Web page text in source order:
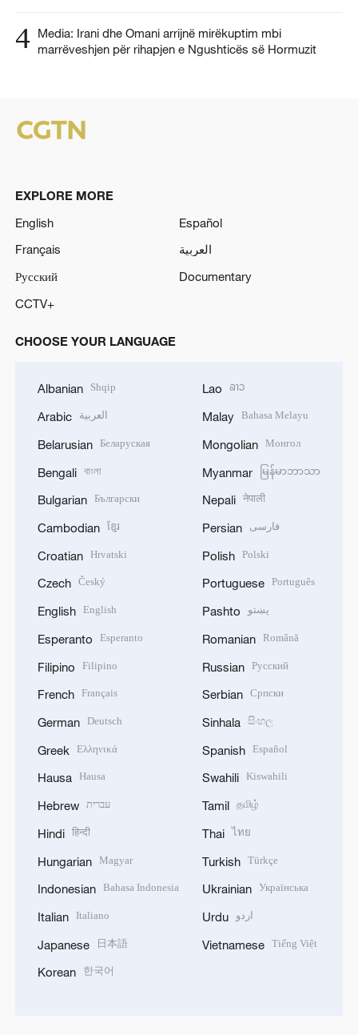
4 Media: Irani dhe Omani arrijnë mirëkuptim mbi
marrëveshjen për rihapjen e Ngushticës së Hormuzit
EXPLORE MORE
English
Español
Français
العربية
Русский
Documentary
CCTV+
CHOOSE YOUR LANGUAGE
Albanian Shqip
Arabic العربية
Belarusian Беларуская
Bengali বাংলা
Bulgarian Български
Cambodian ខ្មែរ
Croatian Hrvatski
Czech Český
English English
Esperanto Esperanto
Filipino Filipino
French Français
German Deutsch
Greek Ελληνικά
Hausa Hausa
Hebrew עברית
Hindi हिन्दी
Hungarian Magyar
Indonesian Bahasa Indonesia
Italian Italiano
Japanese 日本語
Korean 한국어
Lao ລາວ
Malay Bahasa Melayu
Mongolian Монгол
Myanmar မြန်မာဘာသာ
Nepali नेपाली
Persian فارسی
Polish Polski
Portuguese Português
Pashto پښتو
Romanian Română
Russian Русский
Serbian Српски
Sinhala සිංහල
Spanish Español
Swahili Kiswahili
Tamil தமிழ்
Thai ไทย
Turkish Türkçe
Ukrainian Українська
Urdu اردو
Vietnamese Tiếng Việt